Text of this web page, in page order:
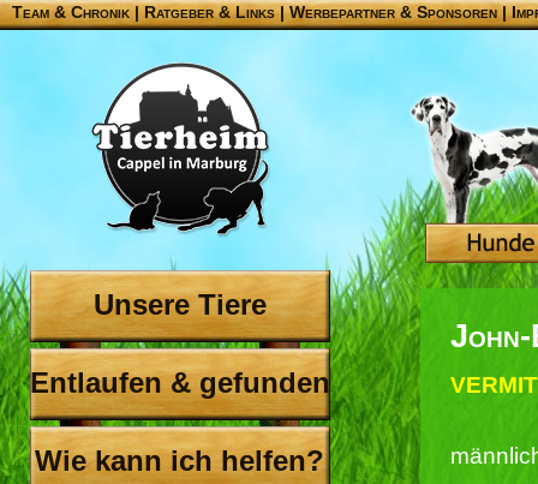
Team & Chronik |Ratgeber & Links|Werbepartner & Sponsoren|
Unsere Tiere
Entlaufen & gefunden
Wie kann ich helfen?